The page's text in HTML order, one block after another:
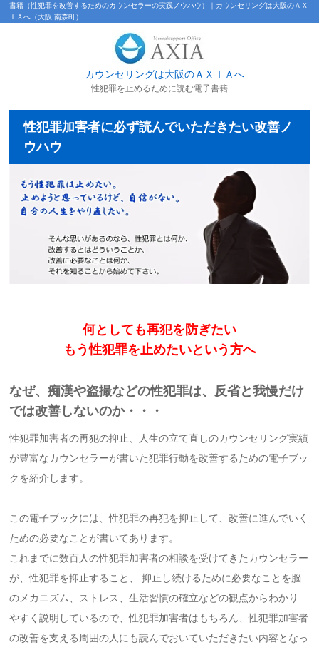
書籍（性犯罪を改善するためのカウンセラーの実践ノウハウ）｜カウンセリングは大阪のＡＸ
ＩＡへ（大阪 南森町）
カウンセリングは大阪のＡＸＩＡへ
性犯罪を止めるために読む電子書籍
性犯罪加害者に必ず読んでいただきたい改善ノ
ウハウ
何としても再犯を防ぎたい
もう性犯罪を止めたいという方へ
なぜ、痴漢や盗撮などの性犯罪は、反省と我慢だけ
では改善しないのか・・・
性犯罪加害者の再犯の抑止、人生の立て直しのカウンセリング実績
が豊富なカウンセラーが書いた犯罪行動を改善するための電子ブッ
クを紹介します。
この電子ブックには、性犯罪の再犯を抑止して、改善に進んでいく
ための必要なことが書いてあります。
これまでに数百人の性犯罪加害者の相談を受けてきたカウンセラー
が、性犯罪を抑止すること、 抑止し続けるために必要なことを脳
のメカニズム、ストレス、生活習慣の確立などの観点からわかり
やすく説明しているので、性犯罪加害者はもちろん、性犯罪加害者
の改善を支える周囲の人にも読んでおいていただきたい内容となっ